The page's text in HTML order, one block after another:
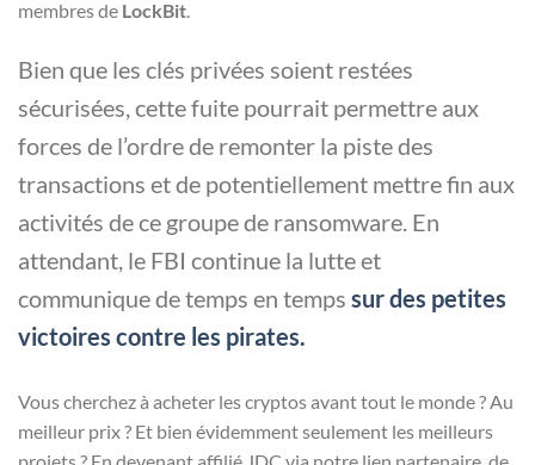
membres de LockBit
Bien que les clés privées soient restées
sécurisées, cette fuite pourrait permettre aux
forces de l’ordre de remonter la piste des
transactions et de potentiellement mettre fin aux
activités de ce groupe de ransomware. En
attendant, le FBI continue la lutte et
communique de temps en temps sur des petites
victoires contre les pirates.
Vous cherchez à acheter les cryptos avant tout le monde ? Au
meilleur prix ? Et bien évidemment seulement les meilleurs
projets ? En devenant affilié JDC via notre lien partenaire, de